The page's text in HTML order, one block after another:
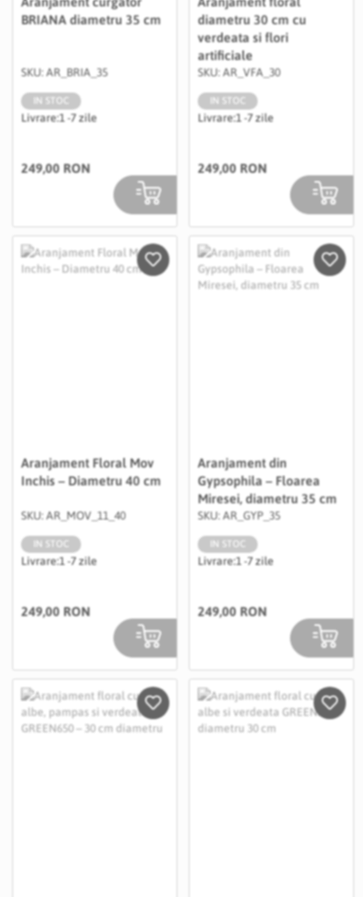
BRIANA diametru 35 cm
SKU: AR_BRIA_35
IN STOC
Livrare:1 -7 zile
249,00 RON
diametru 30 cm cu
verdeata si flori
artificiale
SKU: AR_VFA_30
IN STOC
Livrare:1 -7 zile
249,00 RON
Aranjament Floral Mov
Inchis – Diametru 40 cm
SKU: AR_MOV_11_40
IN STOC
Livrare:1 -7 zile
249,00 RON
Salveaza in Wishlist
Aranjament din
Gypsophila – Floarea
Miresei, diametru 35 cm
SKU: AR_GYP_35
IN STOC
Livrare:1 -7 zile
249,00 RON
Salveaza in Wishlist